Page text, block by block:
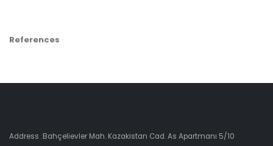
References
Address :Bahçelievler Mah. Kazakistan Cad. As Apartmanı 5/10